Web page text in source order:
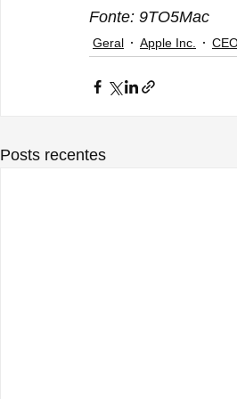
Fonte: 9TO5Mac
Geral Apple Inc.
Posts recentes